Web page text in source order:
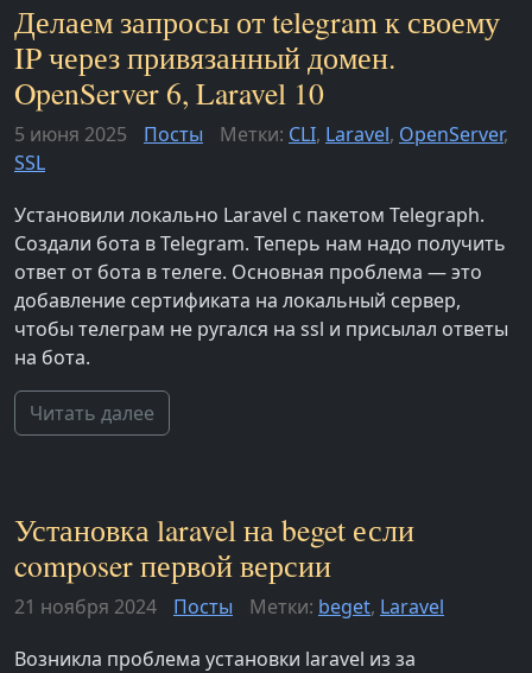
Делаем запросы от telegram к своему
IP через привязанный домен.
OpenServer 6, Laravel 10
5 июня 2025 Посты Метки: CLI, Laravel, OpenServer,
SSL
Установили локально Laravel с пакетом Telegraph.
Создали бота в Telegram. Теперь нам надо получить
ответ от бота в телеге. Основная проблема — это
добавление сертификата на локальный сервер,
чтобы телеграм не ругался на ssl и присылал ответы
на бота.
Читать далее
Установка laravel на beget если
composer первой версии
21 ноября 2024 Посты Метки: beget, Laravel
Возникла проблема установки laravel из за